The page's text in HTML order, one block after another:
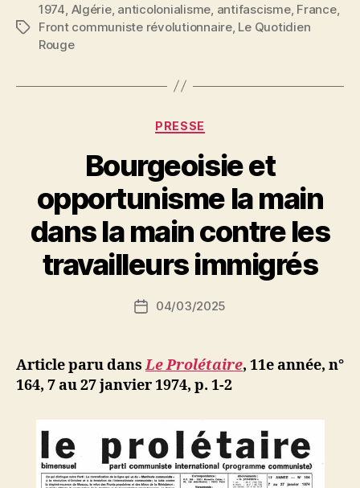
! »
Étiquettes
1974 Algérie, anticolonialisme antifascisme, France,
Front communiste révolutionnaire, Le Quotidien
Rouge
Catégories
PRESSE
Bourgeoisie et
opportunisme la main
dans la main contre les
travailleurs immigrés
Auteur
de
a
N
ji
b
Date04/03/2025
Article paru dansLe Prolétaire, 11e année, n°
164, 7 au 27 janvier 1974, p. 1-2